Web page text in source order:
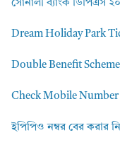
সোনালী ব্যাংক ডিপিএস
Dream Holiday Park
Double Benefit
Check Mobile Number
ইপিপিও নম্বর বের করার